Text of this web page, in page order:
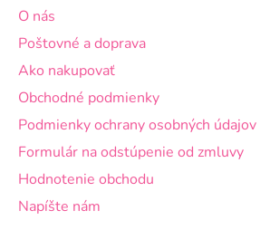
O nás
Poštovné a doprava
Ako nakupovať
Obchodné podmienky
Podmienky ochrany osobných údajov
Formulár na odstúpenie od zmluvy
Hodnotenie obchodu
Napíšte nám